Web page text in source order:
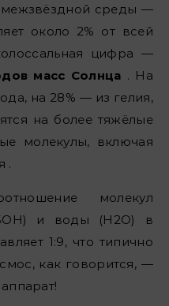
среды —
около 2% от всей
цифра —
масс Солнца . На
на 28% — из гелия,
на более тяжёлые
молекулы, включая
.
молекул
и воды (H2O) в
1:9, что типично
как говорится, —